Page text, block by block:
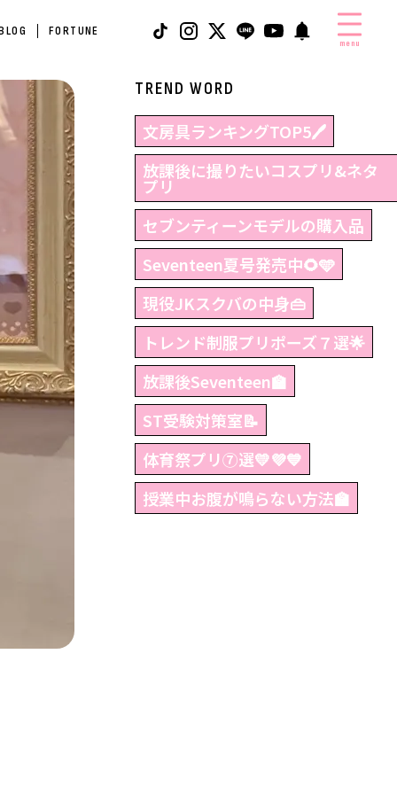
FORTUNE
menu
TREND WORD
文房具ランキングTOP5🖊
放課後に撮りたいコスプリ&ネタ
プリ
セブンティーンモデルの購入品
Seventeen夏号発売中🌻🩵
現役JKスクバの中身👜
トレンド制服プリポーズ７選🌟
放課後Seventeen🏫
ST受験対策室📝
体育祭プリ⑦選💛💜💙
授業中お腹が鳴らない方法🏫